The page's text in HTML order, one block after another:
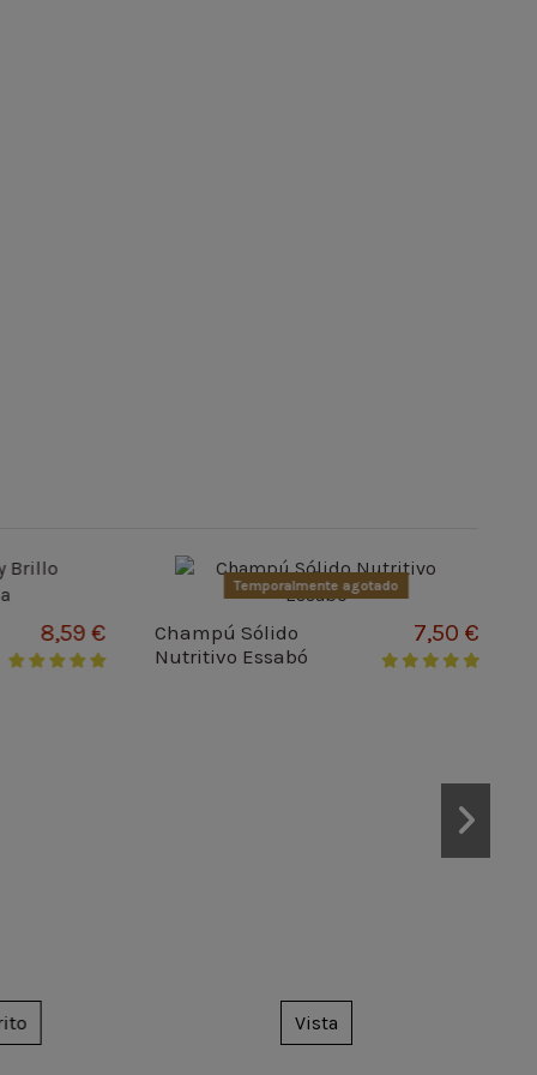
8,59 €
Temporalmente agotado
Champú Sólido
Nutritivo Essabó
7,50 €
Vista